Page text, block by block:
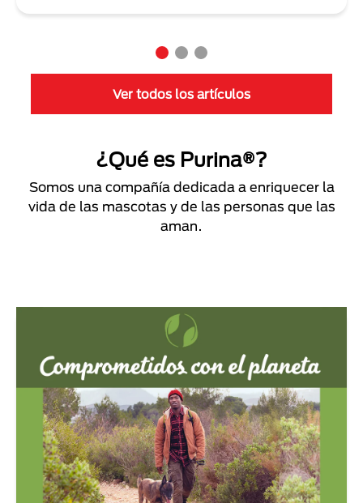
Ver todos los artículos
¿Qué es Purina®?
Somos una compañía dedicada a enriquecer la
vida de las mascotas y de las personas que las
aman.